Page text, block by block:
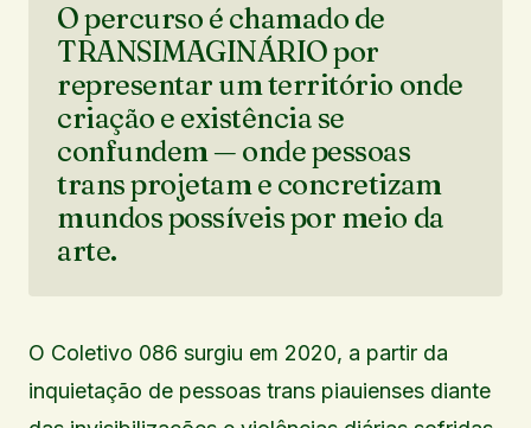
O percurso é chamado de
TRANSIMAGINÁRIO por
representar um território onde
criação e existência se
confundem — onde pessoas
trans projetam e concretizam
mundos possíveis por meio da
arte.
O Coletivo 086 surgiu em 2020, a partir da
inquietação de pessoas trans piauienses diante